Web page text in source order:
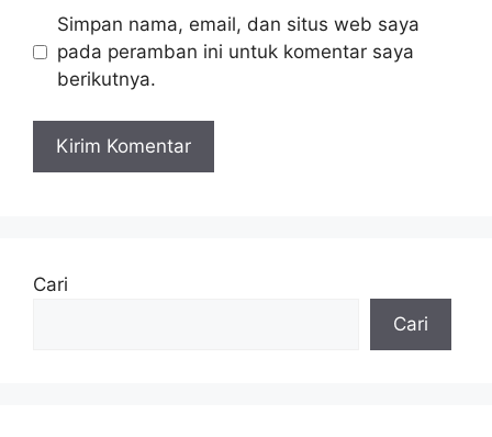
Simpan nama, email, dan situs web saya
pada peramban ini untuk komentar saya
berikutnya.
Cari
Cari